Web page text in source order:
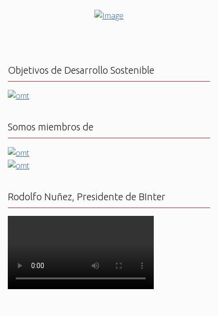
Objetivos de Desarrollo Sostenible
Somos miembros de
Rodolfo Nuñez, Presidente de BInter